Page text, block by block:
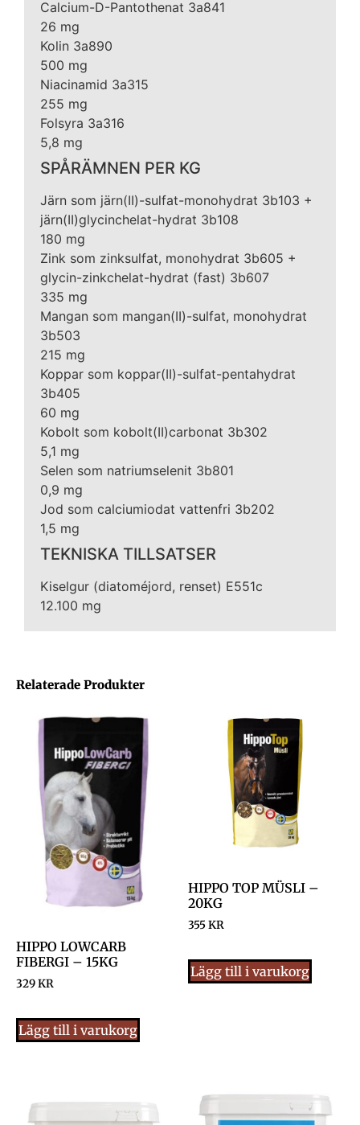
Calcium-D-Pantothenat 3a841
26 mg
Kolin 3a890
500 mg
Niacinamid 3a315
255 mg
Folsyra 3a316
5,8 mg
SPÅRÄMNEN PER KG
Järn som järn(II)-sulfat-monohydrat 3b103 +
järn(II)glycinchelat-hydrat 3b108
180 mg
Zink som zinksulfat, monohydrat 3b605 +
glycin-zinkchelat-hydrat (fast) 3b607
335 mg
Mangan som mangan(II)-sulfat, monohydrat
3b503
215 mg
Koppar som koppar(II)-sulfat-pentahydrat
3b405
60 mg
Kobolt som kobolt(II)carbonat 3b302
5,1 mg
Selen som natriumselenit 3b801
0,9 mg
Jod som calciumiodat vattenfri 3b202
1,5 mg
TEKNISKA TILLSATSER
Kiselgur (diatoméjord, renset) E551c
12.100 mg
Relaterade Produkter
HIPPO LOWCARB
FIBERGI – 15KG
329KR
Lägg till i varukorg
HIPPO TOP MÜSLI –
20KG
355KR
Lägg till i varukorg